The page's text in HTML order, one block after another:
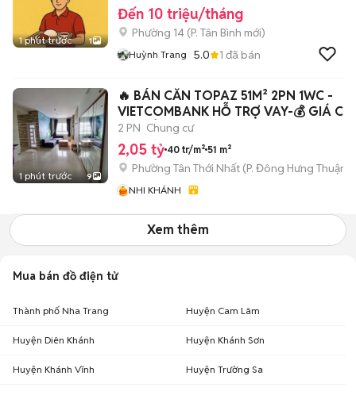
1 phút trước 1
Đến 10 triệu/tháng
Phường 14 (P. Tân Bình mới)
Huỳnh Trang 5.0 1 đã bán
1 phút trước 9
🔥 BÁN CĂN TOPAZ 51M² 2PN 1WC -
VIETCOMBANK HỖ TRỢ VAY-💰 GIÁ CHỈ
2.05TỶ
2 PN Chung cư
2,05 tỷ 40 tr/m² 51 m²
Phường Tân Thới Nhất (P. Đông Hưng Thuận
NHI KHÁNH
Xem thêm
Mua bán đồ điện tử
Thành phố Nha Trang Huyện Cam Lâm
Huyện Diên Khánh Huyện Khánh Sơn
Huyện Khánh Vĩnh Huyện Trường Sa